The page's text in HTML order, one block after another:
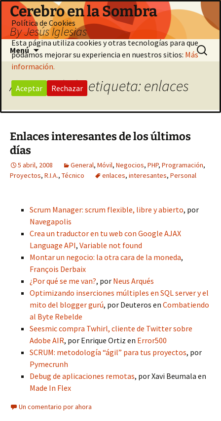
Saltar
contenido
Cerebro en la Sombra
By Jesús Iglesias
Menú Buscar:
Archivo de la etiqueta: enlaces
Enlaces interesantes de los últimos
días
5 abril, 2008 General, Móvil, Negocios, PHP, Programación,
Proyectos, R.I.A., Técnico enlaces, interesantes, Personal
Scrum Manager: scrum flexible, libre y abierto, por
Navegapolis
Crea un traductor en tu web con Google AJAX
Language API, Variable not found
Montar un negocio: la otra cara de la moneda,
François Derbaix
¿Por qué se me van?, por Neus Arqués
Optimizando inserciones múltiples en SQL server y el
mito del blogger gurú, por Deuteros en Combatiendo
al Byte Rebelde
Seesmic compra Twhirl, cliente de Twitter sobre
Adobe AIR, por Enrique Ortiz en Error500
SCRUM: metodología “ágil” para tus proyectos, por
Pymecrunh
Debug de aplicaciones remotas, por Xavi Beumala en
Made In Flex
Un comentario por ahora
Política de Cookies
Esta página utiliza cookies y otras tecnologías para que
podamos mejorar su experiencia en nuestros sitios: Más
información.
Aceptar Rechazar